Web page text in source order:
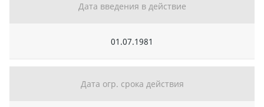
Дата введения в действие
01.07.1981
Дата огр. срока действия